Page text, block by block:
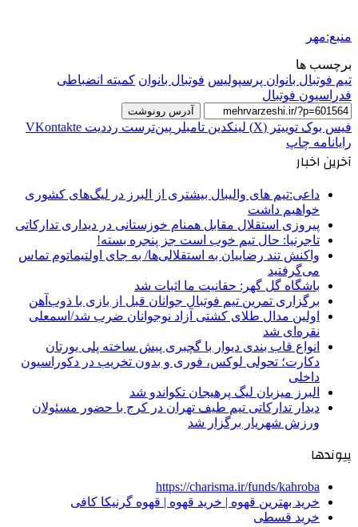
منبع:مهر
برچسب ها
تیم فوتبال بانوان پرسپولیس فوتبال بانوان کمیته انضباطی
فدراسیون فوتبال
آدرس رونوشت
فیس بوک توییتر (X) لینکدین ‫تامبلر ‫پین‌ترست ‫رددیت ‫VKontakte
رایانامه چاپ
آخرین اخبار
داعی:تیم های والیبال بیشتری از البرز در لیگ‌های کشوری
خواهیم داشت
پیروزی استقلال مقابل همنام خوزستانی در دیداری تدارکاتی
تاجرنیا: حال تیم خوب است جز پنجره بسته!
واکنش تند رضاییان به استقلالی‌ها/ به جای اولتیماتوم تماس
می‌گرفتید
باشگاه گل گهر: حقانیت ما اثبات شد
برگزاری تمرین تیم فوتبال جوانان قبل از بازی با ذوب‌آهن
اولین مدال طلای کشتی آزاد نوجوانان ضرب شد/اسمعلی
نقره‌ای شد
انواع قاب بندی دیوار با گچبری پیش ساخته پلی یورتان
دکارت؛ تحولی لوکس، فوری و بدون تخریب در دکوراسیون
داخلی
البرز میزبان لیگ پرهیجان تکواندو شد
دیدار تدارکاتی تیم طیف تهران در کرج با حضور مسئولان
ورزش شهریار برگزار شد
پیوندها
https://charisma.ir/funds/kahroba
خرید بهترین قهوه | خرید قهوه | قهوه گرنیکا کافی
خرید قسطی